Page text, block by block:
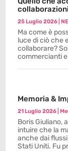
25 Luglio 2026 |
Ma come è
luce di ciò che
collaborare?
commercianti
Memoria &
21 Luglio 2026 |
Boris Giuliano,
intuire che la
anche dai
Stati Uniti. Fu